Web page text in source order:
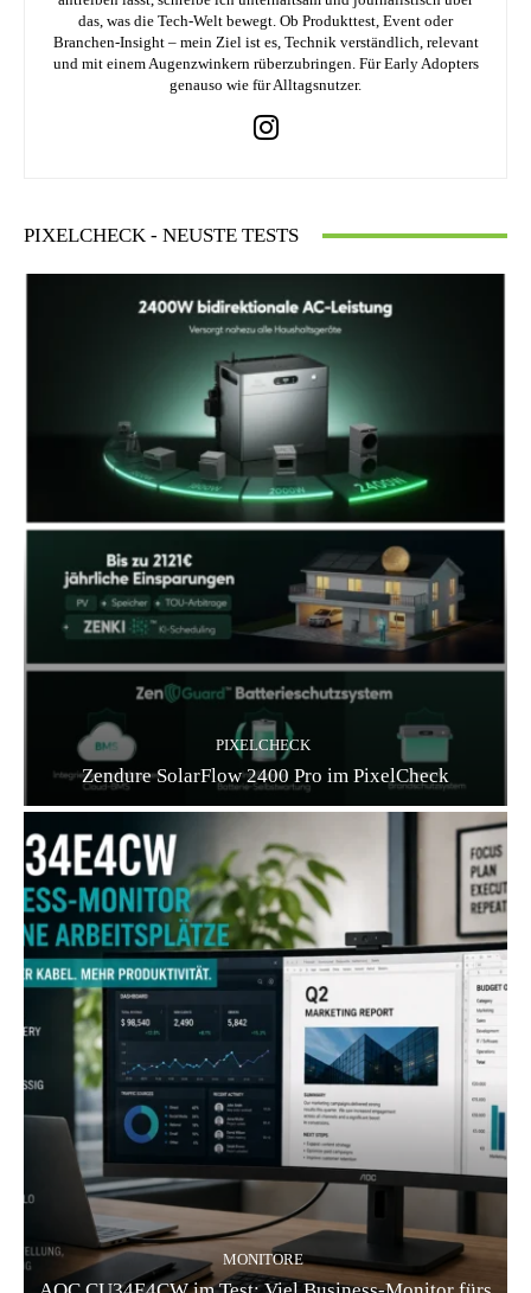
das, was die Tech-Welt bewegt. Ob Produkttest, Event oder
Branchen-Insight – mein Ziel ist es, Technik verständlich, relevant
und mit einem Augenzwinkern rüberzubringen. Für Early Adopters
genauso wie für Alltagsnutzer.
PIXELCHECK - NEUSTE TESTS
PIXELCHECK
Zendure SolarFlow 2400 Pro im PixelCheck
MONITORE